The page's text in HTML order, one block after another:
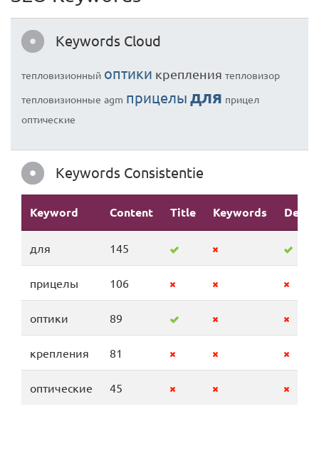
Keywords Cloud
тепловизионный оптики крепления тепловизор
тепловизионные agm прицелы для прицел
оптические
Keywords Consistentie
Keyword Content Title Keywords
для 145
прицелы 106
оптики 89
крепления 81
оптические 45